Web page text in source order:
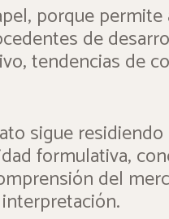
porque permite
de
tendencias de
sigue residiendo
formulativa,
del